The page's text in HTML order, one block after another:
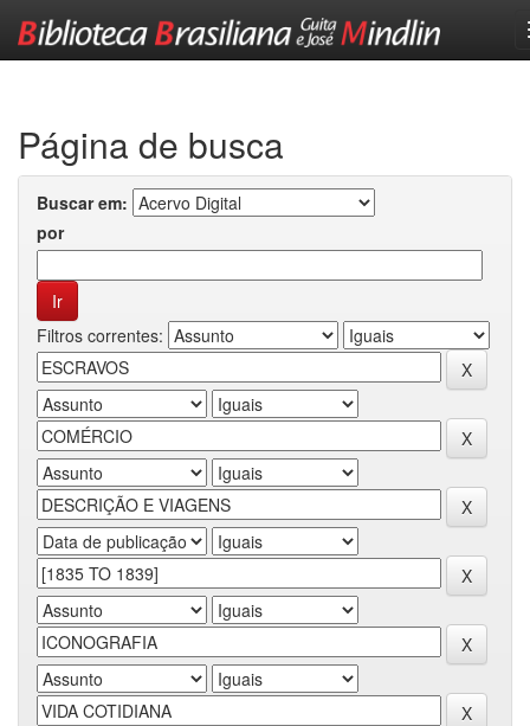
Página de busca
Buscar em:
por
Filtros correntes: